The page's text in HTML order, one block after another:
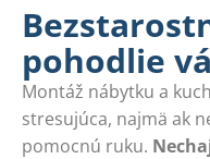
pohodlie
Montáž nábytku a
stresujúca, najmä ak
pomocnú ruku.